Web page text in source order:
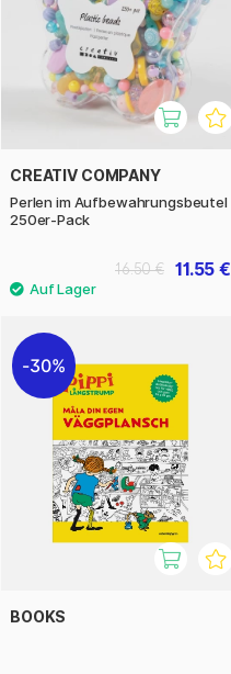
CREATIV COMPANY
Perlen im Aufbewahrungsbeutel
250er-Pack
11.55 €
16.50 €
30%
BOOKS